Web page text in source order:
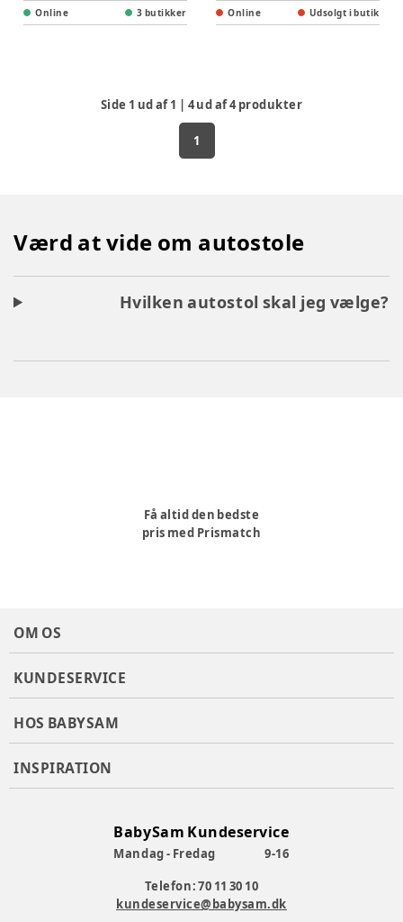
Online 3 butikker Online Udsolgt i butik
Side 1 ud af1 | 4ud af4produkter
1
Værd at vide om autostole
Hvilken autostol skal jeg vælge?
Få altid den bedste
pris med Prismatch
OM OS
KUNDESERVICE
HOS BABYSAM
INSPIRATION
BabySam Kundeservice
Mandag - Fredag
9-16
Telefon: 70 11 30 10
kundeservice@babysam.dk